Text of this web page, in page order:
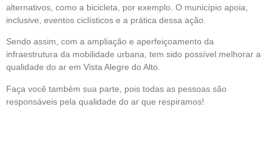
alternativos, como a bicicleta, por exemplo. O município apoia,
inclusive, eventos ciclísticos e a prática dessa ação.
Sendo assim, com a ampliação e aperfeiçoamento da
infraestrutura da mobilidade urbana, tem sido possível melhorar a
qualidade do ar em Vista Alegre do Alto.
Faça você também sua parte, pois todas as pessoas são
responsáveis pela qualidade do ar que respiramos!